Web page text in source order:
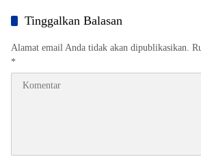
Tinggalkan Balasan
Alamat email Anda tidak akan dipublikasikan.
*